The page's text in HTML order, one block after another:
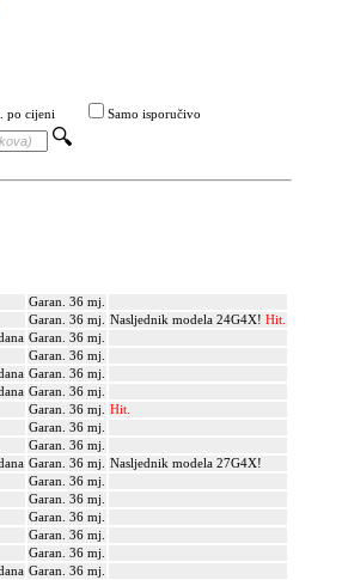
po cijeni Samo isporučivo
Garan. 36 mj.
Garan. 36 mj. Nasljednik modela 24G4X! Hit.
Garan. 36 mj.
Garan. 36 mj.
Garan. 36 mj.
Garan. 36 mj.
Garan. 36 mj.
Hit.
Garan. 36 mj.
Garan. 36 mj.
Garan. 36 mj.
Nasljednik modela 27G4X!
Garan. 36 mj.
Garan. 36 mj.
Garan. 36 mj.
Garan. 36 mj.
Garan. 36 mj.
Garan. 36 mj.